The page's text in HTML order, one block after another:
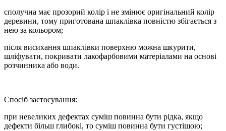
сполучна має прозорий колір і не змінює оригінальний колір
деревини, тому приготована шпаклівка повністю збігається з
нею за кольором;
після висихання шпаклівки поверхню можна шкурити,
шліфувати, покривати лакофарбовими матеріалами на основі
розчинника або води.
Спосіб застосування:
при невеликих дефектах суміш повинна бути рідка, якщо
дефекти більш глибокі, то суміш повинна бути густішою;